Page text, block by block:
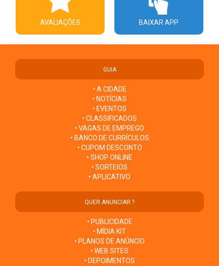
AVALIAÇÕES BAIXAR APP
GUIA
• A CIDADE
• NOTÍCIAS
• EVENTOS
• CLASSIFICADOS
• VAGAS DE EMPREGO
• BANCO DE CURRÍCULOS
• CUPOM DESCONTO
• SHOP ONLINE
• SORTEIOS
• APLICATIVO
QUER ANUNCIAR ?
• PUBLICIDADE
• MÍDIA KIT
• PLANOS DE ANÚNCIO
• WEB SITES
• DEPOIMENTOS